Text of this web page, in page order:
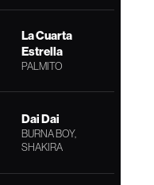
La Cuarta
Estrella
PALMITO
Dai Dai
BURNA BOY,
SHAKIRA